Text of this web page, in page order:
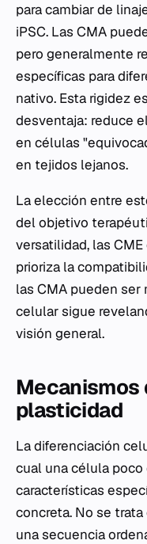
para cambiar de
iPSC. Las CMA
pero generalmente
específicas para
nativo. Esta rigidez
desventaja: reduce
en células
en tejidos lejanos.
La elección entre
del objetivo
versatilidad, las
prioriza la
las CMA pueden ser
celular sigue
visión general.
Mecanismos
plasticidad
La diferenciación
cual una célula
características
concreta. No se
una secuencia